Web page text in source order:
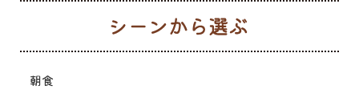
朝食